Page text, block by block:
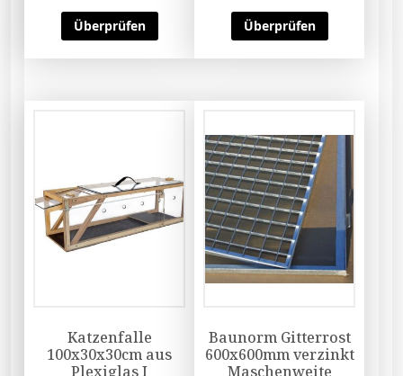
Überprüfen Überprüfen
Katzenfalle
100x30x30cm aus
Plexiglas I
Baunorm Gitterrost
600x600mm verzinkt
Maschenweite